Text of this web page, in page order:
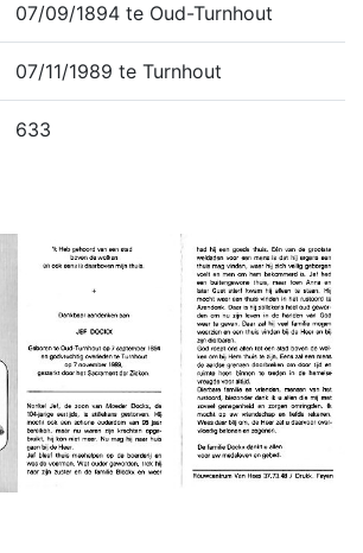
07/09/1894 te Oud-Turnhout
07/11/1989 te Turnhout
633